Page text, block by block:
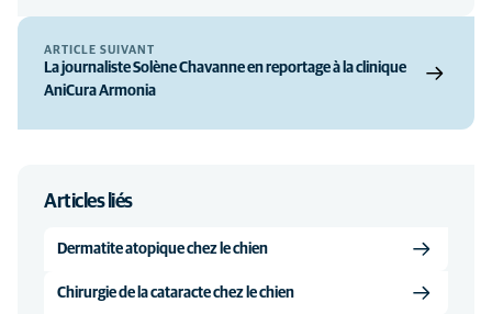
ARTICLE SUIVANT
La journaliste Solène Chavanne en reportage à la clinique
AniCura Armonia
Articles liés
Dermatite atopique chez le chien
Chirurgie de la cataracte chez le chien